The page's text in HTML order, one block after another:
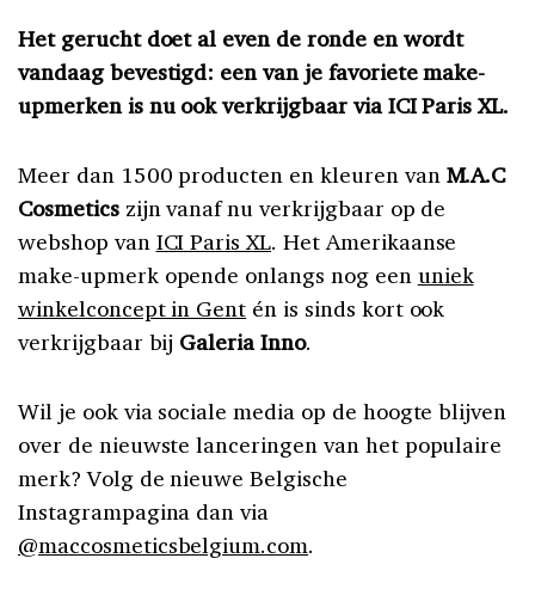
Het gerucht doet al even de ronde en wordt
vandaag bevestigd: een van je favoriete make-
upmerken is nu ook verkrijgbaar via ICI Paris XL.
Meer dan 1500 producten en kleuren van M.A.C
Cosmeticszijn vanaf nu verkrijgbaar op de
webshop van ICI Paris XL. Het Amerikaanse
make-upmerk opende onlangs nog een uniek
winkelconcept in Gent én is sinds kort ook
verkrijgbaar bij Galeria Inno.
Wil je ook via sociale media op de hoogte blijven
over de nieuwste lanceringen van het populaire
merk? Volg de nieuwe Belgische
Instagrampagina dan via
@maccosmeticsbelgium.com.